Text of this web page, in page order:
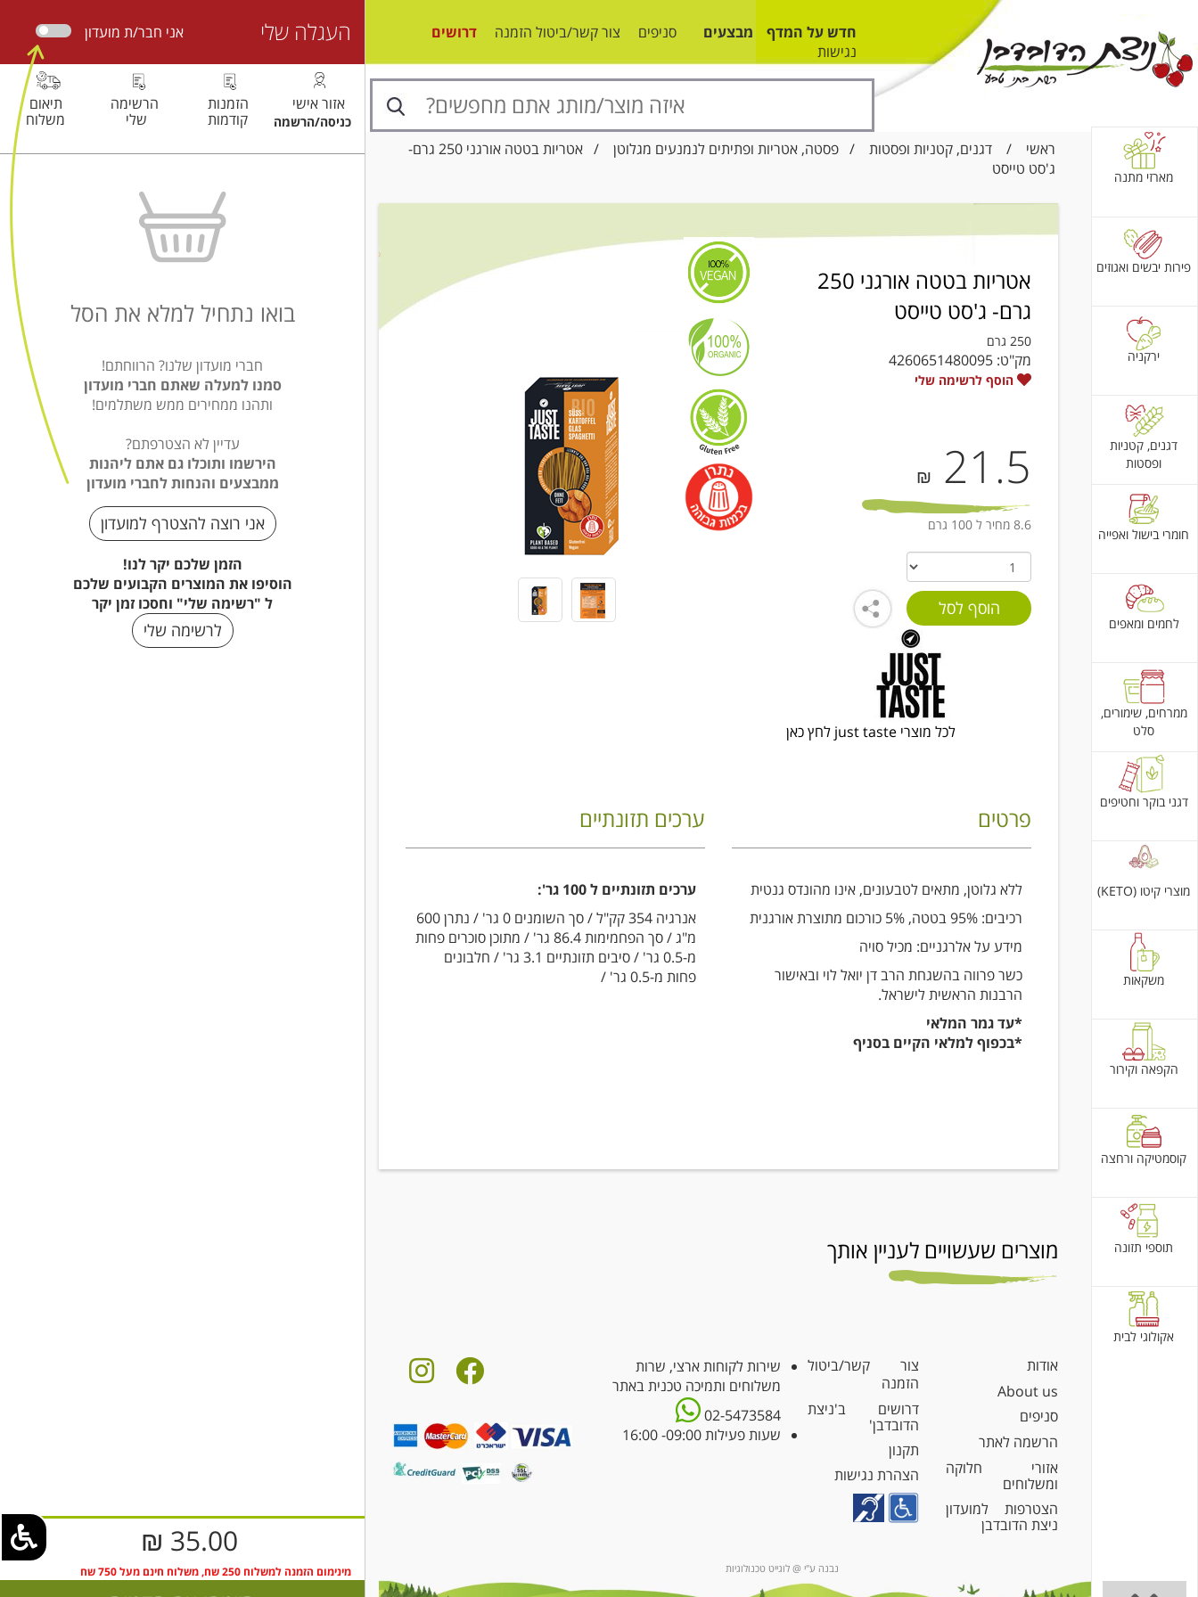
חדש על המדף מבצעים סניפים צור קשר/ביטול הזמנה
דרושים
נגישות
ראשי / דגנים, קטניות ופסטות / פסטה, אטריות ופתיתים לנמנעים מגלוטן
/ אטריות בטטה אורגני 250 גרם-
ג'סט טייסט
מארזי מתנה
פירות יבשים ואגוזים
ירקניה
דגנים, קטניות
ופסטות
חומרי בישול ואפייה
לחמים ומאפים
ממרחים, שימורים,
סלט
דגני בוקר וחטיפים
מוצרי קיטו (KETO)
משקאות
הקפאה וקירור
קוסמטיקה ורחצה
תוספי תזונה
אקולוגי לבית
אטריות בטטה אורגני 250
גרם- ג'סט טייסט
250 גרם
מק"ט: 4260651480095
הוסף לרשימה שלי
21.5
₪
8.6 מחיר ל 100 גרם
לכל מוצרי just taste לחץ כאן
פרטים
ללא גלוטן, מתאים לטבעונים, אינו מהונדס גנטית
רכיבים: 95% בטטה, 5% כורכום מתוצרת אורגנית
מידע על אלרגניים: מכיל סויה
כשר פרווה בהשגחת הרב דן יואל לוי ובאישור
הרבנות הראשית לישראל.
*עד גמר המלאי
*בכפוף למלאי הקיים בסניף
ערכים תזונתיים
ערכים תזונתיים ל 100 גר':
אנרגיה 354 קק"ל / סך השומנים 0 גר' / נתרן 600
מ"ג / סך הפחמימות 86.4 גר' / מתוכן סוכרים פחות
מ-0.5 גר' / סיבים תזונתיים 3.1 גר' / חלבונים
פחות מ-0.5 גר' /
מוצרים שעשויים לעניין אותך
אודות
About us
סניפים
הרשמה לאתר
אזורי חלוקה
ומשלוחים
הצטרפות למועדון
ניצת הדובדבן
צור קשר/ביטול
הזמנה
דרושים ב'ניצת
הדובדבן'
תקנון
הצהרת נגישות
שירות לקוחות ארצי, שרות
משלוחים ותמיכה טכנית באתר
02-5473584
שעות פעילות 09:00- 16:00
נבנה ע"י @ לוגייט טכנולוגיות